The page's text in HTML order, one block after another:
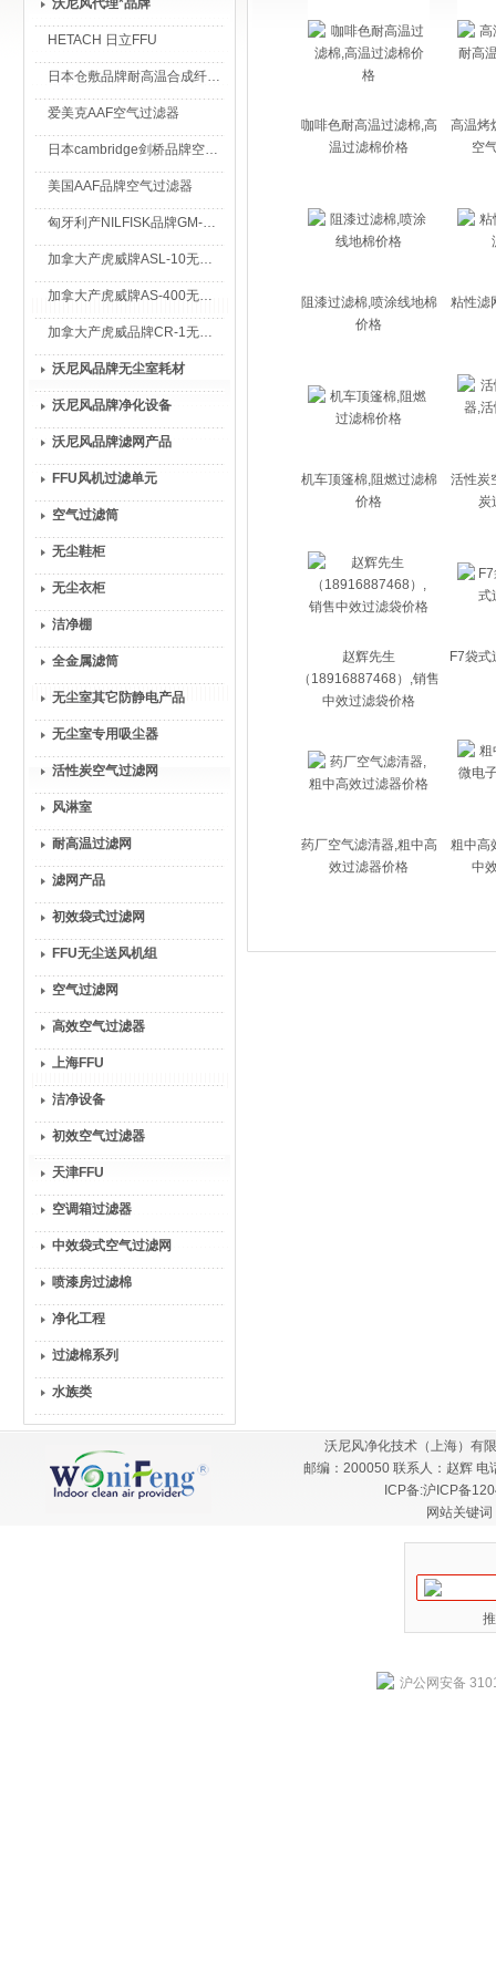
沃尼风代理*品牌
HETACH 日立FFU
日本仓敷品牌耐高温合成纤维过滤棉
爱美克AAF空气过滤器
日本cambridge剑桥品牌空气过滤器
美国AAF品牌空气过滤器
匈牙利产NILFISK品牌GM-80无尘室专用吸尘器
加拿大产虎威牌ASL-10无尘室专用吸尘器
加拿大产虎威牌AS-400无尘室专用吸尘器
加拿大产虎威品牌CR-1无尘室专用吸尘器
沃尼风品牌无尘室耗材
沃尼风品牌净化设备
沃尼风品牌滤网产品
FFU风机过滤单元
空气过滤筒
无尘鞋柜
无尘衣柜
洁净棚
全金属滤筒
无尘室其它防静电产品
无尘室专用吸尘器
活性炭空气过滤网
风淋室
耐高温过滤网
滤网产品
初效袋式过滤网
FFU无尘送风机组
空气过滤网
高效空气过滤器
上海FFU
洁净设备
初效空气过滤器
天津FFU
空调箱过滤器
中效袋式空气过滤网
喷漆房过滤棉
净化工程
过滤棉系列
水族类
咖啡色耐高温过滤棉,高
温过滤棉价格
高温烤
空
阻漆过滤棉,喷涂线地棉
价格
粘性滤
机车顶篷棉,阻燃过滤棉
价格
活性炭
炭
赵辉先生
（18916887468）,销售
中效过滤袋价格
F7袋式
药厂空气滤清器,粗中高
效过滤器价格
粗中高
中
沃尼风净化技术（上海）有
邮编：200050 联系人：赵辉
ICP备:沪ICP备
网站关键
沪公网安备